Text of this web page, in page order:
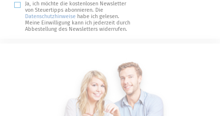
Ja, ich möchte die kostenlosen Newsletter
von Steuertipps abonnieren. Die
Datenschutzhinweise habe ich gelesen.
Meine Einwilligung kann ich jederzeit durch
Abbestellung des Newsletters widerrufen.